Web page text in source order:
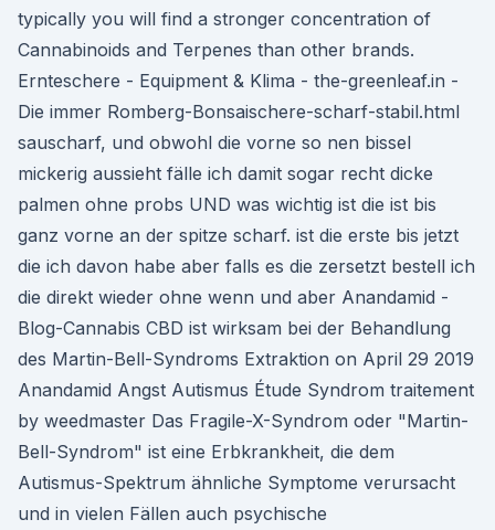
typically you will find a stronger concentration of
Cannabinoids and Terpenes than other brands.
Ernteschere - Equipment & Klima - the-greenleaf.in -
Die immer Romberg-Bonsaischere-scharf-stabil.html
sauscharf, und obwohl die vorne so nen bissel
mickerig aussieht fälle ich damit sogar recht dicke
palmen ohne probs UND was wichtig ist die ist bis
ganz vorne an der spitze scharf. ist die erste bis jetzt
die ich davon habe aber falls es die zersetzt bestell ich
die direkt wieder ohne wenn und aber Anandamid -
Blog-Cannabis CBD ist wirksam bei der Behandlung
des Martin-Bell-Syndroms Extraktion on April 29 2019
Anandamid Angst Autismus Étude Syndrom traitement
by weedmaster Das Fragile-X-Syndrom oder "Martin-
Bell-Syndrom" ist eine Erbkrankheit, die dem
Autismus-Spektrum ähnliche Symptome verursacht
und in vielen Fällen auch psychische